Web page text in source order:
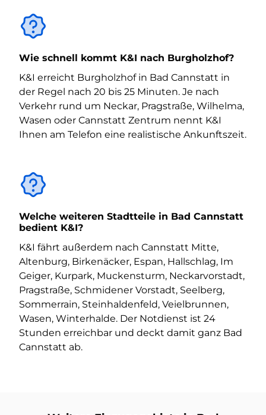
Wie schnell kommt K&I nach Burgholzhof?
K&I erreicht Burgholzhof in Bad Cannstatt in
der Regel nach 20 bis 25 Minuten. Je nach
Verkehr rund um Neckar, Pragstraße, Wilhelma,
Wasen oder Cannstatt Zentrum nennt K&I
Ihnen am Telefon eine realistische Ankunftszeit.
Welche weiteren Stadtteile in Bad Cannstatt
bedient K&I?
K&I fährt außerdem nach Cannstatt Mitte,
Altenburg, Birkenäcker, Espan, Hallschlag, Im
Geiger, Kurpark, Muckensturm, Neckarvorstadt,
Pragstraße, Schmidener Vorstadt, Seelberg,
Sommerrain, Steinhaldenfeld, Veielbrunnen,
Wasen, Winterhalde. Der Notdienst ist 24
Stunden erreichbar und deckt damit ganz Bad
Cannstatt ab.